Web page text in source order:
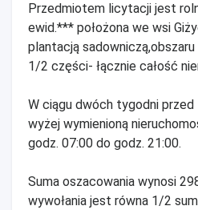
Przedmiotem licytacji jest
ewid.*** położona we wsi
plantacją sadowniczą,obszaru
1/2 części- łącznie całość
W ciągu dwóch tygodni
wyżej wymienioną
godz. 07:00 do godz. 21:00.
Suma oszacowania wynosi
wywołania jest równa 1/2